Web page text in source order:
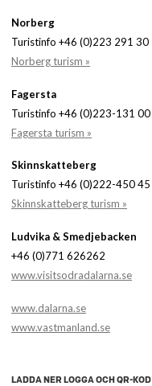
Norberg
Turistinfo +46 (0)223 291 30
Norberg turism »
Fagersta
Turistinfo +46 (0)223-131 00
Fagersta turism »
Skinnskatteberg
Turistinfo +46 (0)222-450 45
Skinnskatteberg turism »
Ludvika & Smedjebacken
+46 (0)771 626262
www.visitsodradalarna.se
www.dalarna.se
www.vastmanland.se
LADDA NER LOGGA OCH QR-KOD